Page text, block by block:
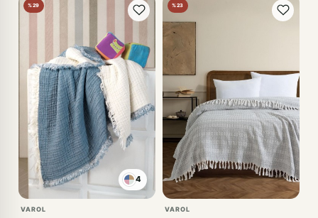
%29
4
VAROL
%23
VAROL